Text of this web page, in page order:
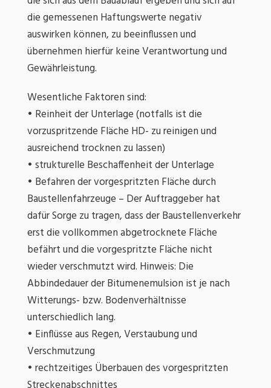
die gemessenen Haftungswerte negativ
auswirken können, zu beeinflussen und
übernehmen hierfür keine Verantwortung und
Gewährleistung.
Wesentliche Faktoren sind:
• Reinheit der Unterlage (notfalls ist die
vorzuspritzende Fläche HD- zu reinigen und
ausreichend trocknen zu lassen)
• strukturelle Beschaffenheit der Unterlage
• Befahren der vorgespritzten Fläche durch
Baustellenfahrzeuge – Der Auftraggeber hat
dafür Sorge zu tragen, dass der Baustellenverkehr
erst die vollkommen abgetrocknete Fläche
befährt und die vorgespritzte Fläche nicht
wieder verschmutzt wird. Hinweis: Die
Abbindedauer der Bitumenemulsion ist je nach
Witterungs- bzw. Bodenverhältnisse
unterschiedlich lang.
• Einflüsse aus Regen, Verstaubung und
Verschmutzung
• rechtzeitiges Überbauen des vorgespritzten